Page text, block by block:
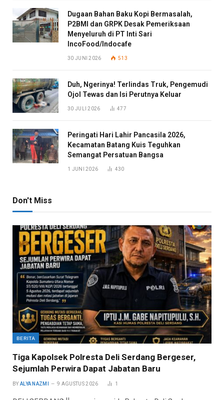
Dugaan Bahan Baku Kopi Bermasalah,
P2BMI dan GRPK Desak Pemeriksaan
Menyeluruh di PT Inti Sari
IncoFood/Indocafe
30 JUNI 2026 513
Duh, Ngerinya! Terlindas Truk, Pengemudi
Ojol Tewas dan Isi Perutnya Keluar
30 JULI 2026 477
Peringati Hari Lahir Pancasila 2026,
Kecamatan Batang Kuis Teguhkan
Semangat Persatuan Bangsa
1 JUNI 2026 430
Don't Miss
BERITA
Tiga Kapolsek Polresta Deli Serdang Bergeser,
Sejumlah Perwira Dapat Jabatan Baru
BY ALYA NAZMI 9 AGUSTUS 2026 1